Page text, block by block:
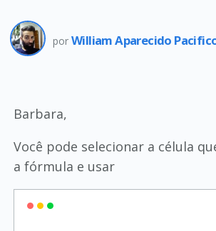
por William Aparecido
Barbara,
Você pode selecionar a célula
a fórmula e usar